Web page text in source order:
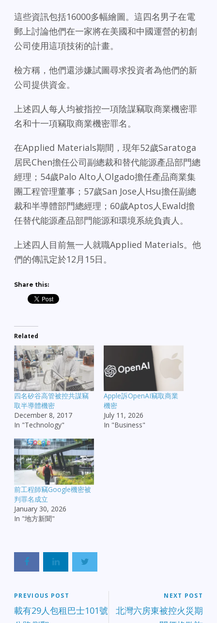
這些資訊包括16000多幅繪圖。這四名男子在電
郵上討論他們在一家將在美國和中國運營的初創
公司使用這項技術的計畫。
檢方稱，他們還涉嫌試圖尋求投資者為他們的新
公司提供資金。
上述四人每人均被指控一項陰謀竊取商業機密罪
名和十一項竊取商業機密罪名。
在Applied Materials期間，現年52歲Saratoga
居民Chen擔任公司副總裁和替代能源產品部門總
經理；54歲Palo Alto人Olgado擔任產品商業集
團工程管理董事；57歲San Jose人Hsu擔任副總
裁和半導體部門總經理；60歲Aptos人Ewald擔
任替代能源產品部門能源和環境系統負責人。
上述四人目前無一人就職Applied Materials。他
們的傳訊定於12月15日。
Share this:
Related
四名矽谷高管被控共謀竊
取半導體機密
December 8, 2017
In "Technology"
Apple訴OpenAI竊取商業
機密
July 11, 2026
In "Business"
前工程師竊Google機密被
判罪名成立
January 30, 2026
In "地方新聞"
PREVIOUS POST
載有29人包租巴士101號
NEXT POST
北灣六房東被控火災期